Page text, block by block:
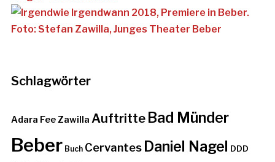
Schlagwörter
Adara Fee Zawilla Auftritte Bad Münder
Beber Buch Cervantes Daniel Nagel DDD